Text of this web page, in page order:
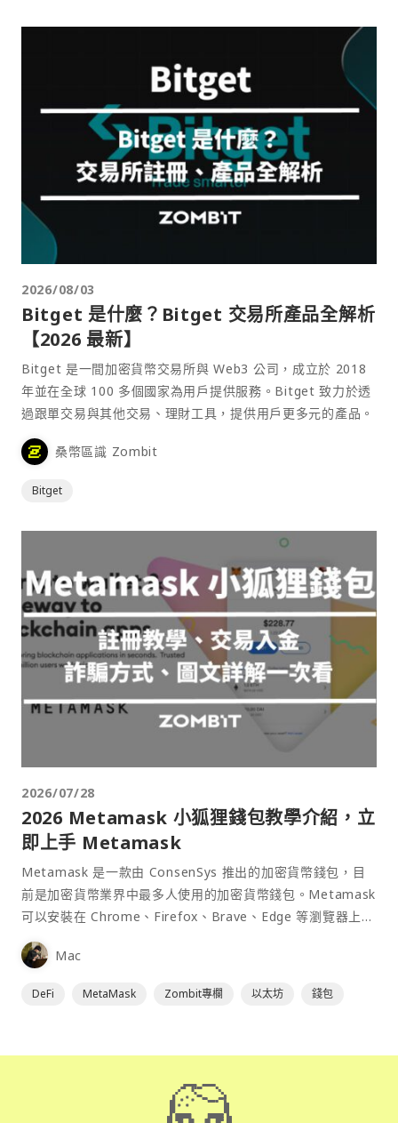
2026/08/03
Bitget 是什麼？Bitget 交易所產品全解析
【2026 最新】
Bitget 是一間加密貨幣交易所與 Web3 公司，成立於 2018
年並在全球 100 多個國家為用戶提供服務。Bitget 致力於透
過跟單交易與其他交易、理財工具，提供用戶更多元的產品。
桑幣區識 Zombit
Bitget
2026/07/28
2026 Metamask 小狐狸錢包教學介紹，立
即上手 Metamask
Metamask 是一款由 ConsenSys 推出的加密貨幣錢包，目
前是加密貨幣業界中最多人使用的加密貨幣錢包。Metamask
可以安裝在 Chrome、Firefox、Brave、Edge 等瀏覽器上作
為插件使用，具備許多功能且使用上非常方便。
Mac
DeFi MetaMask Zombit專欄 以太坊 錢包